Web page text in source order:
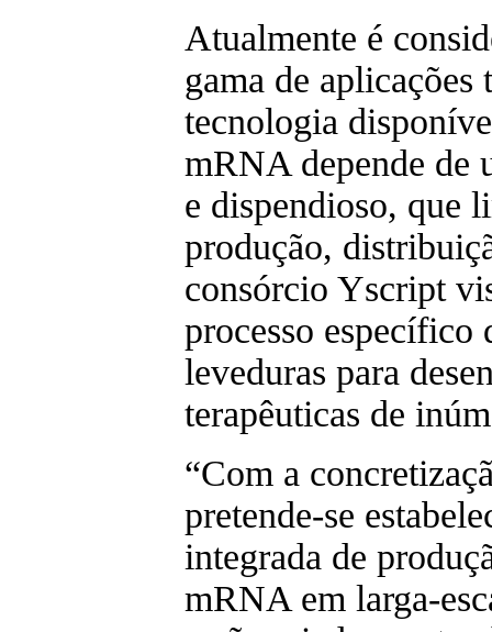
Atualmente é
gama de aplicações
tecnologia
mRNA depende de
e dispendioso, que
produção,
consórcio Yscript
processo específico
leveduras para
terapêuticas de
“Com a
pretende-se
integrada de
mRNA em larga-